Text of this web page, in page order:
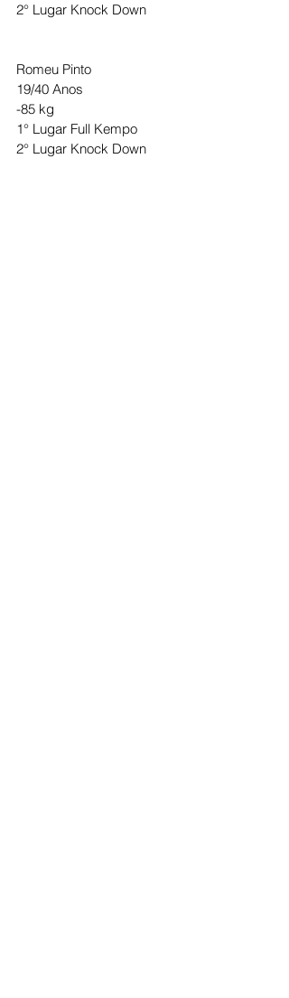
2° Lugar Knock Down
Romeu Pinto
19/40 Anos
-85 kg
1° Lugar Full Kempo
2° Lugar Knock Down